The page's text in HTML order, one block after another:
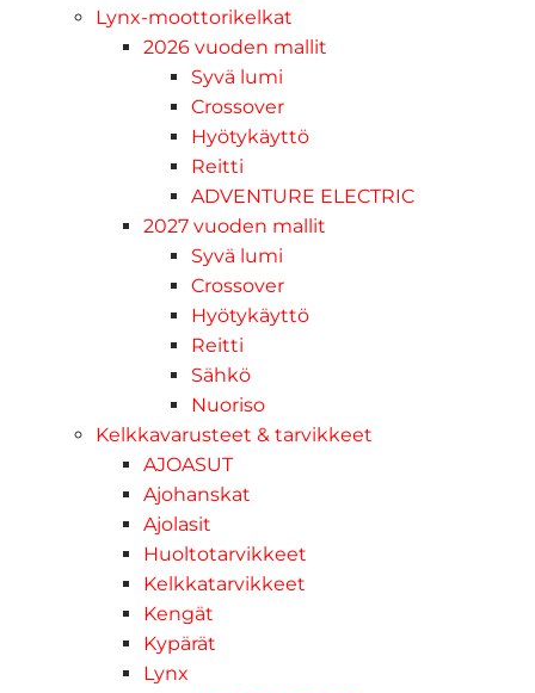
Lynx-moottorikelkat
2026 vuoden mallit
Syvä lumi
Crossover
Hyötykäyttö
Reitti
ADVENTURE ELECTRIC
2027 vuoden mallit
Syvä lumi
Crossover
Hyötykäyttö
Reitti
Sähkö
Nuoriso
Kelkkavarusteet & tarvikkeet
AJOASUT
Ajohanskat
Ajolasit
Huoltotarvikkeet
Kelkkatarvikkeet
Kengät
Kypärät
Lynx